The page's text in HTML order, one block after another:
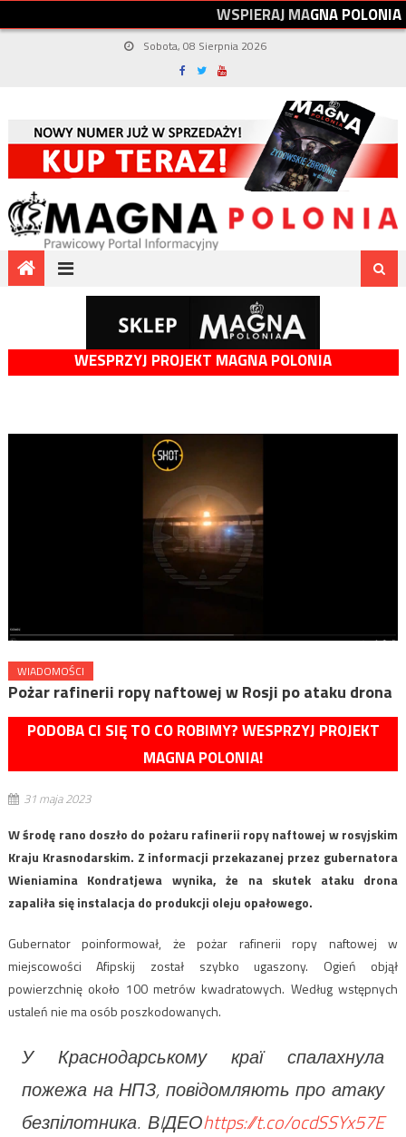
WSPIERAJMAGNAPOLONIA
Sobota, 08 Sierpnia 2026
WESPRZYJ PROJEKT MAGNA POLONIA
WIADOMOŚCI
Pożar rafinerii ropy naftowej w Rosji po ataku drona
PODOBA CI SIĘ TO CO ROBIMY? WESPRZYJ PROJEKT
MAGNA POLONIA!
31 maja 2023
​W środę rano doszło do pożaru rafinerii ropy naftowej w rosyjskim
Kraju Krasnodarskim. Z informacji przekazanej przez gubernatora
Wieniamina Kondratjewa wynika, że na skutek ataku drona
zapaliła się instalacja do produkcji oleju opałowego.
Gubernator poinformował, że pożar rafinerii ropy naftowej w
miejscowości Afipskij został szybko ugaszony. Ogień objął
powierzchnię około 100 metrów kwadratowych. Według wstępnych
ustaleń nie ma osób poszkodowanych.
У Краснодарському краї спалахнула
пожежа на НПЗ, повідомляють про атаку
безпілотника. ВIДЕОhttps://t.co/ocdSSYx57E